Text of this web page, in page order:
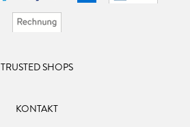
TRUSTED SHOPS
KONTAKT